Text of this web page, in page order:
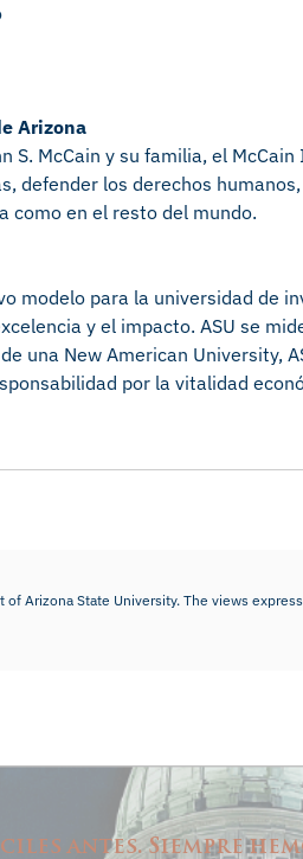
Arizona
S. McCain y su familia, el
defender los derechos
como en el resto del mundo.
modelo para la universidad de
y el impacto. ASU se
una New American University,
por la vitalidad
Arizona State University. The views
antes. Siempre